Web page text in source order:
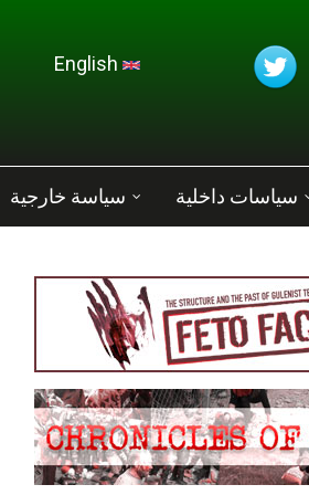
سياسات داخلية سياسة خارجية